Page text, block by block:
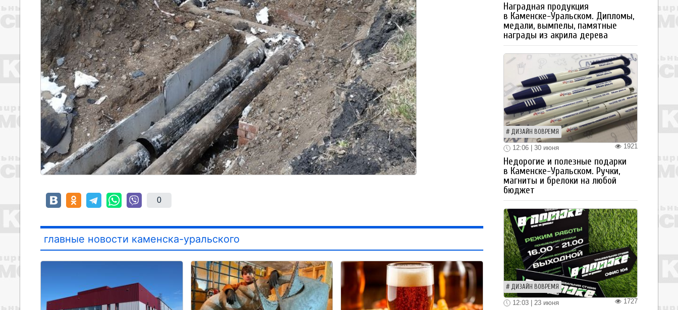
0
главные новости каменска-уральского
Наградная продукция
в Каменске-Уральском. Дипломы,
медали, вымпелы, памятные
награды из акрила дерева
ДИЗАЙН ВОВРЕМЯ
1921
12:06 | 30 июня
Недорогие и полезные подарки
в Каменске-Уральском. Ручки,
магниты и брелоки на любой
бюджет
ДИЗАЙН ВОВРЕМЯ
1727
12:03 | 23 июня